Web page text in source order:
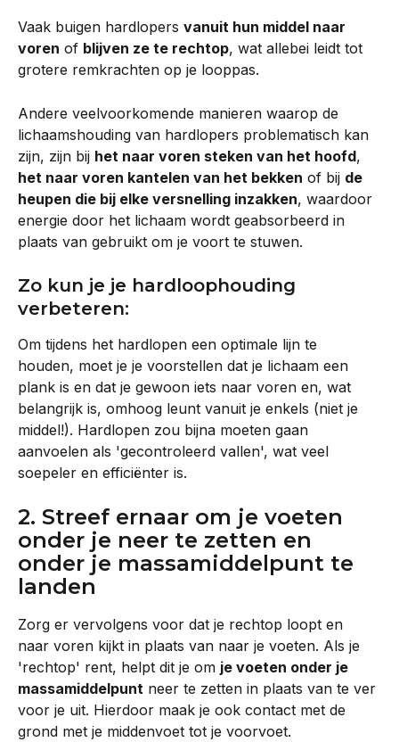
Vaak buigen hardlopers vanuit hun middel naar
voren of blijven ze te rechtop, wat allebei leidt tot
grotere remkrachten op je looppas.
Andere veelvoorkomende manieren waarop de
lichaamshouding van hardlopers problematisch kan
zijn, zijn bij het naar voren steken van het hoofd,
het naar voren kantelen van het bekken of bij de
heupen die bij elke versnelling inzakken, waardoor
energie door het lichaam wordt geabsorbeerd in
plaats van gebruikt om je voort te stuwen.
Zo kun je je hardloophouding
verbeteren:
Om tijdens het hardlopen een optimale lijn te
houden, moet je je voorstellen dat je lichaam een
plank is en dat je gewoon iets naar voren en, wat
belangrijk is, omhoog leunt vanuit je enkels (niet je
middel!). Hardlopen zou bijna moeten gaan
aanvoelen als 'gecontroleerd vallen', wat veel
soepeler en efficiënter is.
2. Streef ernaar om je voeten
onder je neer te zetten en
onder je massamiddelpunt te
landen
Zorg er vervolgens voor dat je rechtop loopt en
naar voren kijkt in plaats van naar je voeten. Als je
'rechtop' rent, helpt dit je om je voeten onder je
massamiddelpunt neer te zetten in plaats van te ver
voor je uit. Hierdoor maak je ook contact met de
grond met je middenvoet tot je voorvoet.